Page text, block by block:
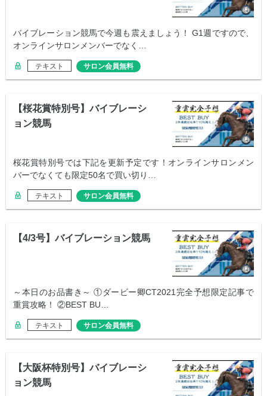
バイブレーション競馬で今週も震えましょう！ G1週ですので、
オンラインサロンメンバーでなく…
テキスト サロン会員無料
【桜花賞特別号】バイブレーシ
ョン競馬
桜花賞特別号では下記を更新予定です！オンラインサロンメン
バーでなくても限定50名で買い切り…
テキスト サロン会員無料
【4/3号】バイブレーション競馬
～本日のお品書き～ ①ダービー卿CT2021完全予想限定記事で
重賞攻略！ ②BEST BU…
テキスト サロン会員無料
【大阪杯特別号】バイブレーシ
ョン競馬